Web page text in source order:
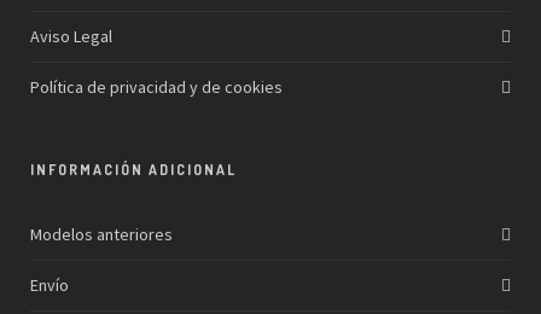
Aviso Legal
Política de privacidad y de cookies
INFORMACIÓN ADICIONAL
Modelos anteriores
Envío